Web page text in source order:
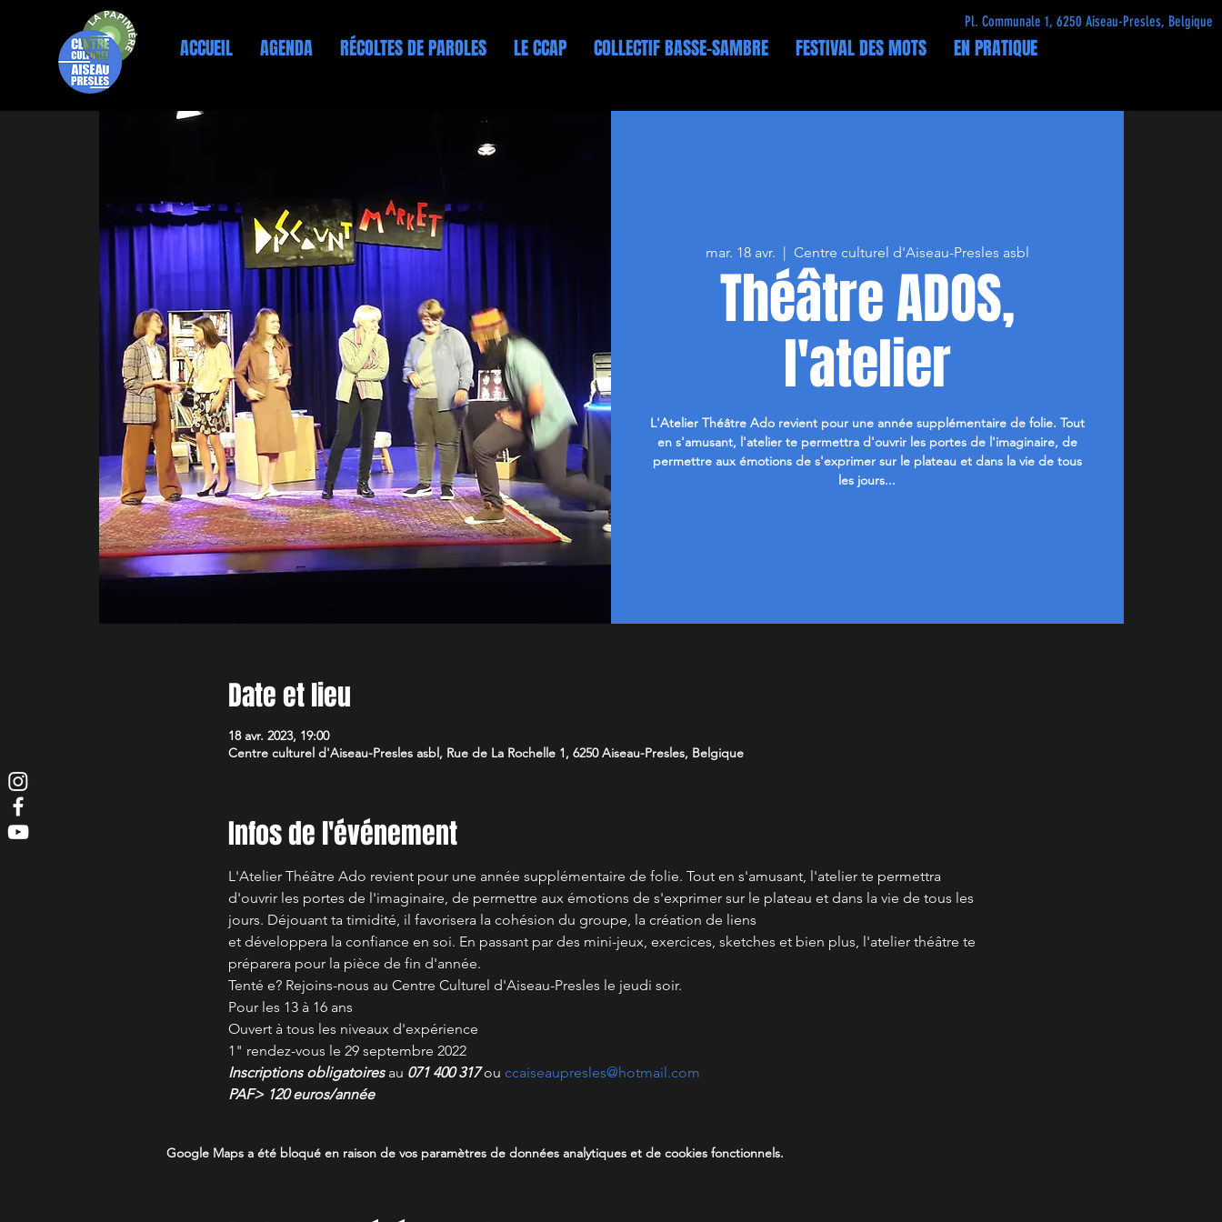
ACCUEIL AGENDA RÉCOLTES DE PAROLES LE CCAP COLLECTIF BASSE-SAMBRE FESTIVAL DES MOTS EN PRATIQUE
Pl. Communale 1, 6250 Aiseau-Presles, Belgique
mar. 18 avr. Centre culturel d'Aiseau-Presles asbl
Théâtre ADOS,
l'atelier
L'Atelier Théâtre Ado revient pour une année supplémentaire de folie. Tout
en s'amusant, l'atelier te permettra d'ouvrir les portes de l'imaginaire, de
permettre aux émotions de s'exprimer sur le plateau et dans la vie de tous
les jours...
Date et lieu
18 avr. 2023, 19:00
Centre culturel d'Aiseau-Presles asbl, Rue de La Rochelle 1, 6250 Aiseau-Presles, Belgique
Infos de l'événement
L'Atelier Théâtre Ado revient pour une année supplémentaire de folie. Tout en s'amusant, l'atelier te permettra
d'ouvrir les portes de l'imaginaire, de permettre aux émotions de s'exprimer sur le plateau et dans la vie de tous les
jours. Déjouant ta timidité, il favorisera la cohésion du groupe, la création de liens
et développera la confiance en soi. En passant par des mini-jeux, exercices, sketches et bien plus, l'atelier théâtre te
préparera pour la pièce de fin d'année.
Tenté e? Rejoins-nous au Centre Culturel d'Aiseau-Presles le jeudi soir.
Pour les 13 à 16 ans
Ouvert à tous les niveaux d'expérience
1" rendez-vous le 29 septembre 2022
Inscriptions obligatoires au 071 400 317 ou ccaiseaupresles@hotmail.com
PAF> 120 euros/année
Google Maps a été bloqué en raison de vos paramètres de données analytiques et de cookies fonctionnels.